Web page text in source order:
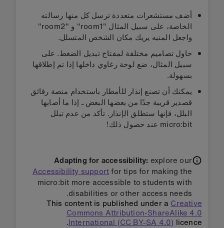
أضف مستشعرات متعددة ترسل كل منها رسالته
الخاصة، على سبيل المثال "room1" و "room2"
واجعل المنبه يريك مكان الشخص المتسلل.
حاول تصاميم مختلفة لمفتاح تبديل الضغط. على
سبيل المثال، ضع لوحة رغاوي داخلها إذا تم إطلاقها
بسهولة.
يمكنك أن تصنع إنذار للأمطار باستخدام منصة رقائق
قصدير قريبة جدًا من بعضها البعض ـ إذا ما أصابها
البلل، فإنها ستطلق الإنذار. تأكد من عدم تبلل
micro:bit عند حصول ذلك!
Adapting for accessibility: explore our
Accessibility supportfor tips for making the
micro:bit more accessible to students with
disabilities or other access needs.
This content is published under a Creative
Commons Attribution-ShareAlike 4.0
International (CC BY-SA 4.0) licence.